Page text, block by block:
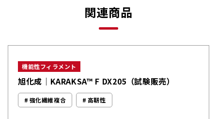
関連商品
機能性フィラメント
旭化成｜KARAKSA™ F DX205（試験販売）
強化繊維複合 高靭性